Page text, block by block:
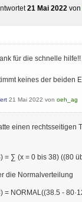
21 Mai 2022 von
für die schnelle hilfe!!
keines der beiden
21 Mai 2022 von oeh_ag
einen rechtsseitigen
= ∑ (x = 0 bis 38) ((80
die Normalverteilung
= NORMAL((38.5 -